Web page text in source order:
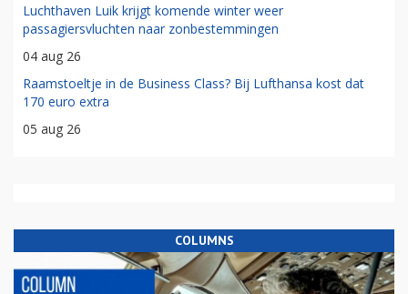
Luchthaven Luik krijgt komende winter weer
passagiersvluchten naar zonbestemmingen
04 aug 26
Raamstoeltje in de Business Class? Bij Lufthansa kost dat
170 euro extra
05 aug 26
COLUMNS